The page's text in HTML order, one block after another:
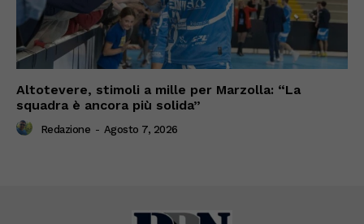
Altotevere, stimoli a mille per Marzolla: “La
squadra è ancora più solida”
Redazione - Agosto 7, 2026